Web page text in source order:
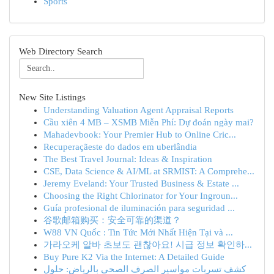
Web Directory Search
New Site Listings
Understanding Valuation Agent Appraisal Reports
Cầu xiên 4 MB – XSMB Miễn Phí: Dự đoán ngày mai?
Mahadevbook: Your Premier Hub to Online Cric...
Recuperaçãeste do dados em uberlândia
The Best Travel Journal: Ideas & Inspiration
CSE, Data Science & AI/ML at SRMIST: A Comprehe...
Jeremy Eveland: Your Trusted Business & Estate ...
Choosing the Right Chlorinator for Your Ingroun...
Guía profesional de iluminación para seguridad ...
谷歌邮箱购买：安全可靠的渠道？
W88 VN Quốc : Tin Tức Mới Nhất Hiện Tại và ...
가라오케 알바 초보도 괜찮아요! 시급 정보 확인하...
Buy Pure K2 Via the Internet: A Detailed Guide
كشف تسربات مواسير الصرف الصحي بالرياض: حلول